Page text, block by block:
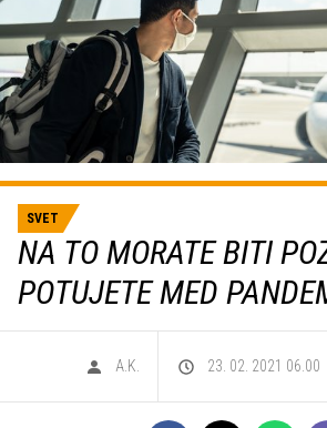
SVET
NA TO MORATE BITI
POTUJETE MED
A.K. 23. 02. 2021 06.00